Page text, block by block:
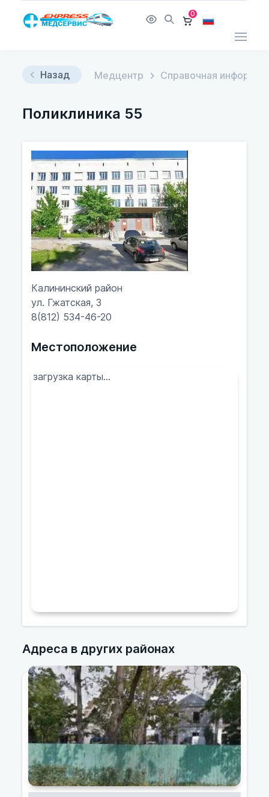
0
Назад Медцентр Справочная
Поликлиника 55
Калининский район
ул. Гжатская, 3
8(812) 534-46-20
Местоположение
загрузка карты...
Адреса в других районах